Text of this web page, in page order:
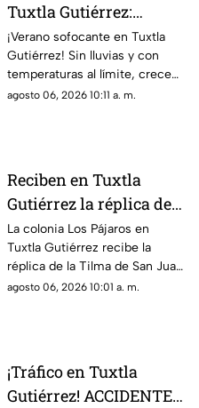
Tuxtla Gutiérrez:
Aumentan las
emergencias por
deshidratación severa
¡Verano sofocante en Tuxtla
Gutiérrez! Sin lluvias y con
temperaturas al límite, crecen
los padecimientos por calor,
agosto 06, 2026 10:11 a. m.
Reciben en Tuxtla
Gutiérrez la réplica de
la Tilma de San Juan
Diego rumbo a los 500
años de las apariciones
guadalupanas
La colonia Los Pájaros en
Tuxtla Gutiérrez recibe la
réplica de la Tilma de San Juan
Diego. Un símbolo de fe y
agosto 06, 2026 10:01 a. m.
¡Tráfico en Tuxtla
Gutiérrez! ACCIDENTES